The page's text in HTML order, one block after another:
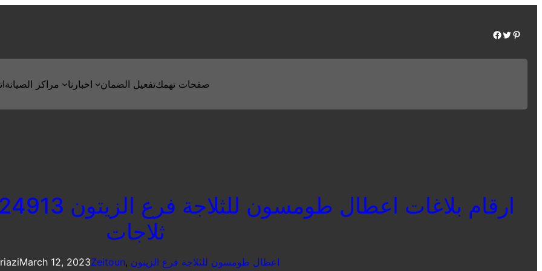
Facebook Twitter Pinterest
مراكز الصيانة اخبارنا تفعيل الضمانصفحات تهمك
ثلاجات
March 12, 2023Zeitoun, اعطال طومسون للثلاجة فرع الزيتون